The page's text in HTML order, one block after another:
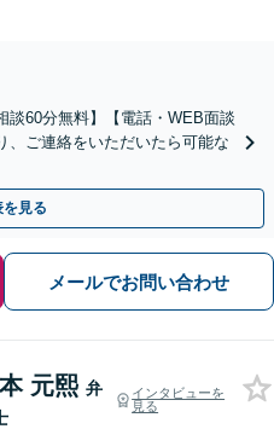
談60分無料】【電話・WEB面談
、ご連絡をいただいたら可能な
見る
メールでお問い合わせ
元熙 弁
インタビューを
見る